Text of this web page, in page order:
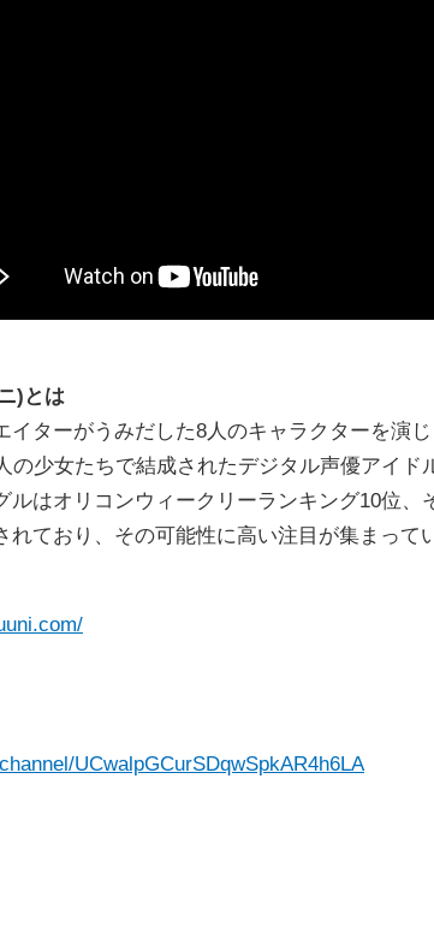
)とは
イターがうみだした8人のキャラクターを演
の少女たちで結成されたデジタル声優アイド
ルはオリコンウィークリーランキング10位、
れており、その可能性に高い注目が集まって
UCwalpGCurSDqwSpkAR4h6LA